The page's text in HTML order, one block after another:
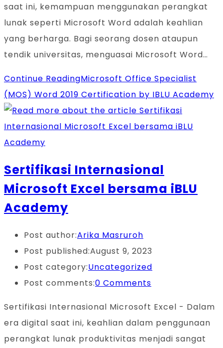
saat ini, kemampuan menggunakan perangkat
lunak seperti Microsoft Word adalah keahlian
yang berharga. Bagi seorang dosen ataupun
tendik universitas, menguasai Microsoft Word…
Continue ReadingMicrosoft Office Specialist
(MOS) Word 2019 Certification by IBLU Academy
Sertifikasi Internasional
Microsoft Excel bersama iBLU
Academy
Post author:Arika Masruroh
Post published:August 9, 2023
Post category:Uncategorized
Post comments:0 Comments
Sertifikasi Internasional Microsoft Excel - Dalam
era digital saat ini, keahlian dalam penggunaan
perangkat lunak produktivitas menjadi sangat